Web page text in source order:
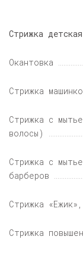
Стрижка
Окантовка
Стрижка
Стрижка с
волосы)
Стрижка с
барберов
Стрижка
Стрижка